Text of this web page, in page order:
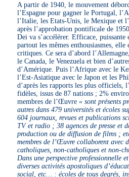
A partir de 1940, le mouvement
l’Espagne pour gagner le Portugal,
l’Italie, les Etats-Unis, le Mexique et
après l’approbation pontificale de
Dei va s’accélérer. Efficace, puissante
partout les mêmes enthousiasmes, elle
critiques. Ce sera d’abord
le Canada, le Venezuela et bien
d’Amérique. Puis l’Afrique avec le
l’Est-Asiatique avec le Japon et les
d’après les rapports les plus officiels,
fidèles, issus de 87 nations ; 2%
membres de l’Œuvre« sont présents
autres dans 479 universités et écoles
604 journaux, revues et publications
TV et radio ; 38 agences de presse et
production ou de diffusion de films ;
membres de l’Œuvre collaborent avec
catholiques, non-catholiques et non-
Dans une perspective professionnelle
diverses activités apostoliques
social, etc… : écoles de tous degrés,